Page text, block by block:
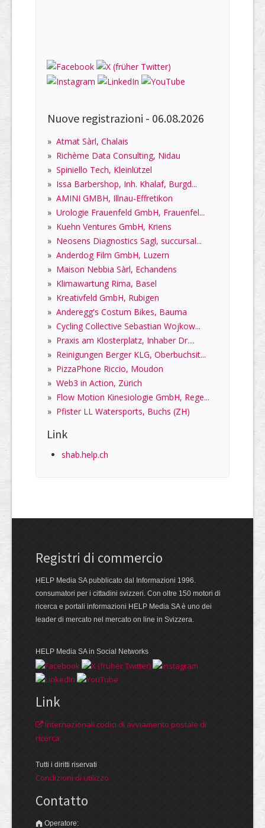
Nuove registrazioni - 06.08.2026
» Atmat Sàrl, Chalais
» Richème Data Consulting, Nidau
» Spiniello Tech, Kleinlützel
» Issa Barbershop, Inh. Khalaf, Burgd...
» AMINI GMBH, Illnau-Effretikon
» Urologie Frauenfeld GmbH, Frauenfel...
» Kuehn Ventures GmbH, Kriens
» Neosens Diagnostics Sagl, succursal...
» Anderdog Film GmbH, Luzern
» Maison Nebbia Sàrl, Echandens
» Klimawartung Rima, Basel
» Kreativfeld GmbH, Rubigen
» Anderegg's Costum Bikes, Bauma
» Cycling Collective Sebastian Wojkow...
» Praxis am Klosterplatz, Inhaber Dr....
» Reinigungen Berger KLG, Oberbuchsit...
» PizzaPhone Riccio, Moudon
» Web3 in Action, Zürich
» Flow Motion Kinesiologie GmbH, Rege...
» Pfister LL Watersports, Buchs (ZH)
Link
shab.help.ch
Registri di commercio
HELP Media SA pubblicato dal Informazioni 1996.
consumatori per i cittadini svizzeri. Con oltre 150 motori di
ricerca e portali informazioni HELP Media SA è uno dei
leader di mercato nel mercato on line in Svizzera.
HELP Media SA in Social Networks
Link
Internazionali codici di avviamento postale di
ricerca
Tutti i diritti riservati
Condizioni di utilizzo
Contatto
Operatore: